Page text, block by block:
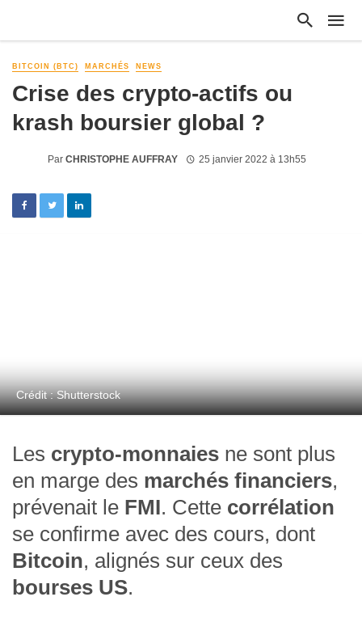
BITCOIN (BTC) MARCHÉS NEWS
Crise des crypto-actifs ou
krash boursier global ?
Par CHRISTOPHE AUFFRAY 25 janvier 2022 à 13h55
Crédit : Shutterstock
Les crypto-monnaies ne sont plus
en marge des marchés financiers,
prévenait le FMI. Cette corrélation
se confirme avec des cours, dont
Bitcoin, alignés sur ceux des
bourses US.